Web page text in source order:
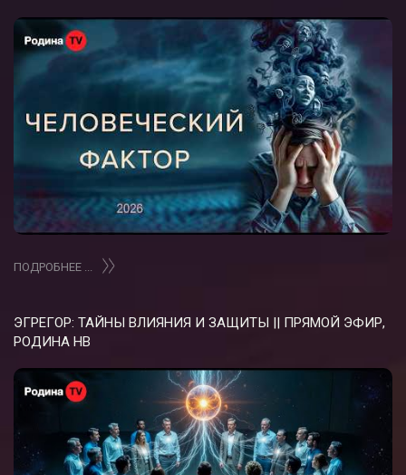
ПОДРОБНЕЕ ...
ЭГРЕГОР: ТАЙНЫ ВЛИЯНИЯ И ЗАЩИТЫ || ПРЯМОЙ ЭФИР,
РОДИНА НВ